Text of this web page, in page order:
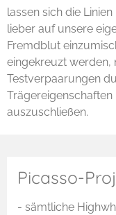
lassen sich die
lieber auf unsere
Fremdblut
eingekreuzt werden,
Testverpaarungen
auszuschließen.
Picasso-
- sämtliche